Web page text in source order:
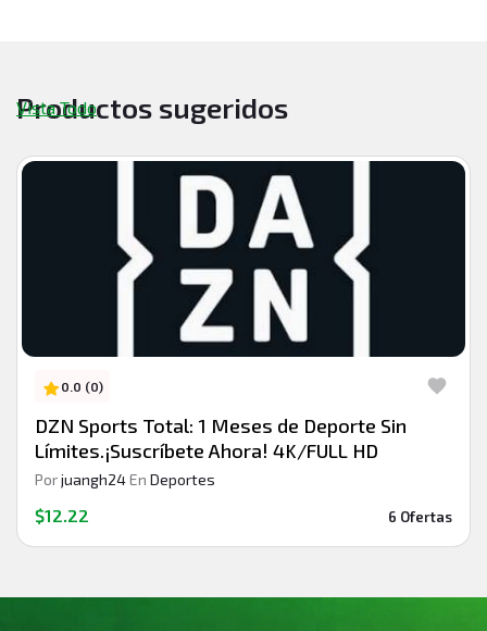
Productos sugeridos
Vista Todo
0.0 (0)
DZN Sports Total: 1 Meses de Deporte Sin
Límites.¡Suscríbete Ahora! 4K/FULL HD
Porjuangh24En Deportes
$12.22 6 Ofertas